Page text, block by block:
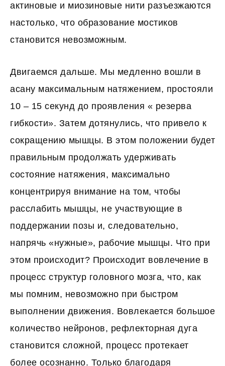
актиновые и миозиновые нити разъезжаются
настолько, что образование мостиков
становится невозможным.
Двигаемся дальше. Мы медленно вошли в
асану максимальным натяжением, простояли
10 – 15 секунд до проявления « резерва
гибкости». Затем дотянулись, что привело к
сокращению мышцы. В этом положении будет
правильным продолжать удерживать
состояние натяжения, максимально
концентрируя внимание на том, чтобы
расслабить мышцы, не участвующие в
поддержании позы и, следовательно,
напрячь «нужные», рабочие мышцы. Что при
этом происходит? Происходит вовлечение в
процесс структур головного мозга, что, как
мы помним, невозможно при быстром
выполнении движения. Вовлекается большое
количество нейронов, рефлекторная дуга
становится сложной, процесс протекает
более осознанно. Только благодаря